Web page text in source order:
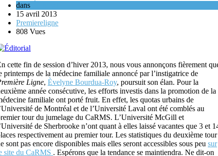
dans
15 avril 2013
Premiereligne
808 Vues
cette fin de session d’hiver 2013, nous vous annonçons fièrement
printemps de la médecine familiale annoncé par l’instigatrice de
Ligne, Èvelyne Bourdua-Roy, poursuit son élan. Pour la
année consécutive, les efforts investis dans la promotion de la
familiale ont porté fruit. En effet, les quotas urbains de
de Montréal et de l’Université Laval ont été comblés au
tour du jumelage du CaRMS. L’Université McGill et
de Sherbrooke n’ont quant à elles laissé vacantes que 3 et
respectivement au premier tour. Les statistiques du deuxième tour
sont pas encore disponibles mais elles seront accessibles sous peu sur
site du CaRMS . Espérons que la tendance se maintiendra. Ne dit-on